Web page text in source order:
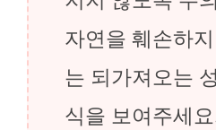
자연을 훼손하
는 되가져오는
식을 보여주세